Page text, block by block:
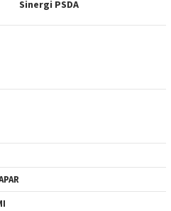
Sinergi PSDA